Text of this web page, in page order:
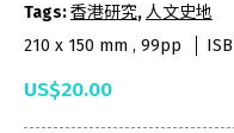
Tags:香港研究,人文史地
210 x 150 mm , 99pp
US$20.00